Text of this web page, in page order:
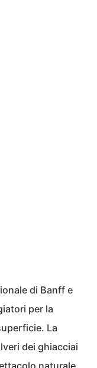
di Banff e
per la
La
dei ghiacciai
naturale